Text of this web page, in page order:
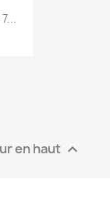
en haut 